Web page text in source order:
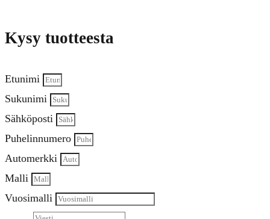
Kysy tuotteesta
Etunimi
Sukunimi
Sähköposti
Puhelinnumero
Automerkki
Malli
Vuosimalli